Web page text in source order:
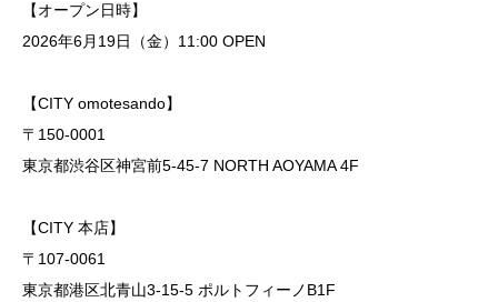
【オープン日時】
2026年6月19日（金）11:00 OPEN
【CITY omotesando】
〒150-0001
東京都渋谷区神宮前5-45-7 NORTH AOYAMA 4F
【CITY 本店】
〒107-0061
東京都港区北青山3-15-5 ポルトフィーノB1F